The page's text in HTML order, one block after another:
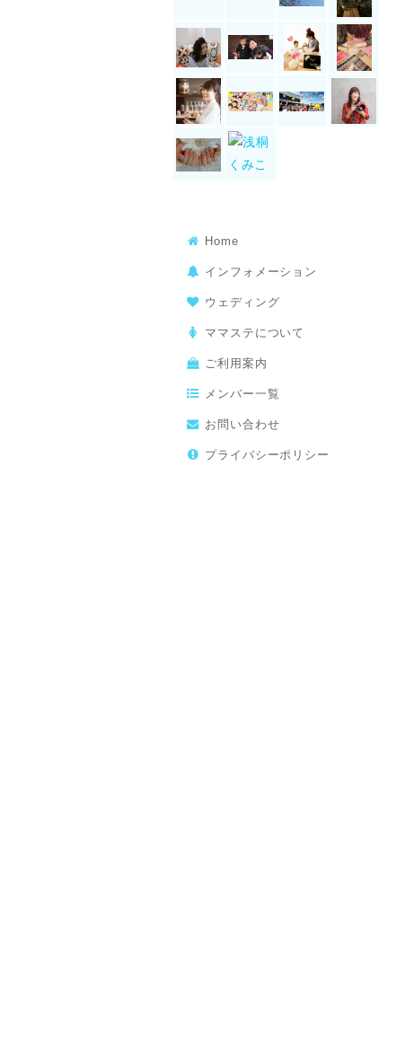
Home
インフォメーション
ウェディング
ママステについて
ご利用案内
メンバー一覧
お問い合わせ
プライバシーポリシー